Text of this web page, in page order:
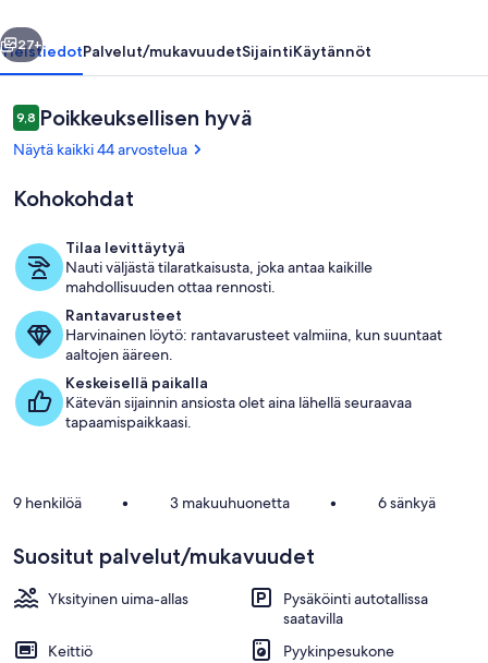
allas.
WiFi,
ilmastointi,
panoraamanäkymät
Uima-allas
Seuraava
27+
YleistiedotPalvelut/mukavuudetSijaintiKäytännöt
Arvostelut
9,89,8 kautta 10.
Poikkeuksellisen hyvä
Näytä kaikki 44 arvostelua
Kohokohdat
Tilaa levittäytyä
Nauti väljästä tilaratkaisusta, joka antaa kaikille
mahdollisuuden ottaa rennosti.
Rantavarusteet
Harvinainen löytö: rantavarusteet valmiina, kun suuntaat
aaltojen ääreen.
Keskeisellä paikalla
Kätevän sijainnin ansiosta olet aina lähellä seuraavaa
tapaamispaikkaasi.
9 henkilöä • 3 makuuhuonetta • 6 sänkyä
Suositut palvelut/mukavuudet
Yksityinen uima-allas
Pysäköinti autotallissa
saatavilla
Keittiö
Pyykinpesukone